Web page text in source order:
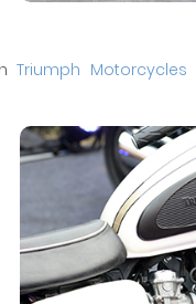
Triumph Motorcycles